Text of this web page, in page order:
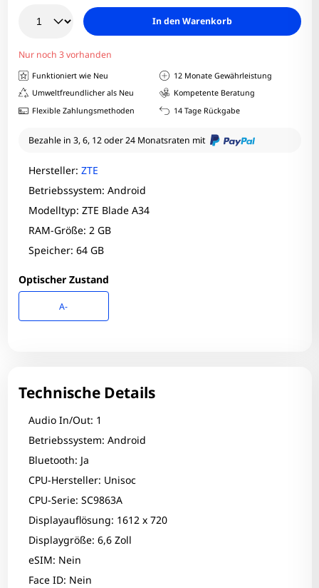
In den Warenkorb
Nur noch 3 vorhanden
Funktioniert wie Neu
12 Monate Gewährleistung
Umweltfreundlicher als Neu
Kompetente Beratung
Flexible Zahlungsmethoden
14 Tage Rückgabe
Bezahle in 3, 6, 12 oder 24 Monatsraten mit
Hersteller: ZTE
Betriebssystem: Android
Modelltyp: ZTE Blade A34
RAM-Größe: 2 GB
Speicher: 64 GB
Optischer Zustand
A-
Technische Details
Audio In/Out: 1
Betriebssystem: Android
Bluetooth: Ja
CPU-Hersteller: Unisoc
CPU-Serie: SC9863A
Displayauflösung: 1612 x 720
Displaygröße: 6,6 Zoll
eSIM: Nein
Face ID: Nein